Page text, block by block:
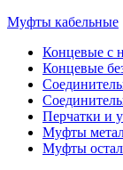
Муфты кабельные
Концевые с
Концевые
Перчатки и
Муфты
Муфты